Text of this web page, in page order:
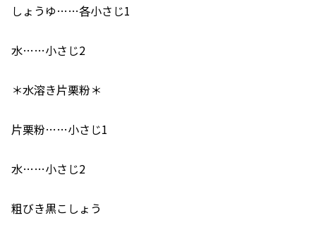
しょうゆ……各小さじ1
水……小さじ2
＊水溶き片栗粉＊
片栗粉……小さじ1
水……小さじ2
粗びき黒こしょう